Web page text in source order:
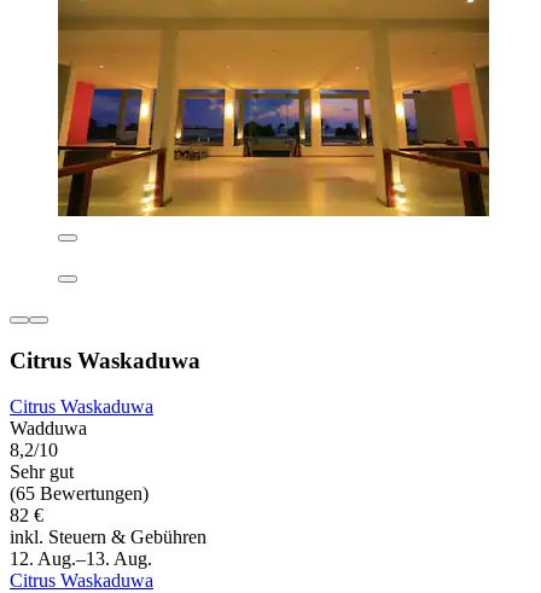
Citrus Waskaduwa
Citrus Waskaduwa
Wadduwa
8,2/10
Sehr gut
(65 Bewertungen)
82 €
inkl. Steuern & Gebühren
12. Aug.–13. Aug.
Citrus Waskaduwa